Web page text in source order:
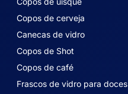
Copos de cerveja
Canecas de vidro
Copos de Shot
Copos de café
Frascos de vidro para doces